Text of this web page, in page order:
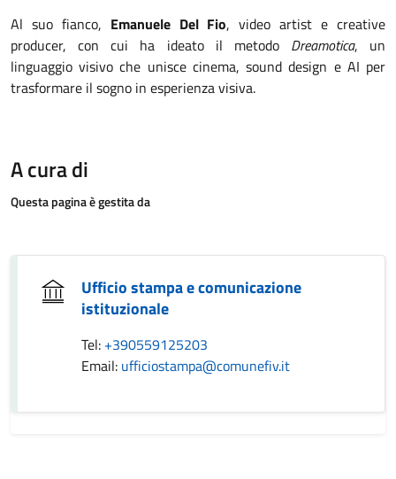
Al suo fianco, Emanuele Del Fio, video artist e creative
producer, con cui ha ideato il metodo Dreamotica, un
linguaggio visivo che unisce cinema, sound design e AI per
trasformare il sogno in esperienza visiva.
A cura di
Questa pagina è gestita da
Ufficio stampa e comunicazione
istituzionale
Tel: +390559125203
Email: ufficiostampa@comunefiv.it